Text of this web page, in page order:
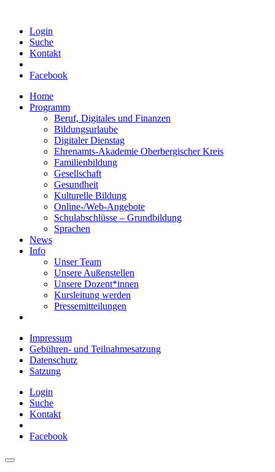
Login
Suche
Kontakt
Facebook
Home
Programm
Beruf, Digitales und Finanzen
Bildungsurlaube
Digitaler Dienstag
Ehrenamts-Akademie Oberbergischer Kreis
Familienbildung
Gesellschaft
Gesundheit
Kulturelle Bildung
Online-/Web-Angebote
Schulabschlüsse – Grundbildung
Sprachen
News
Info
Unser Team
Unsere Außenstellen
Unsere Dozent*innen
Kursleitung werden
Pressemitteilungen
Impressum
Gebühren- und Teilnahmesatzung
Datenschutz
Satzung
Login
Suche
Kontakt
Facebook